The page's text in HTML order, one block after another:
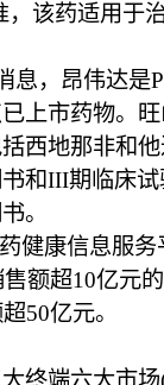
，该药适用于
，昂伟达是
上市药物。
西地那非和
和III期临床
。
健康信息服务
额超10亿元
50亿元。
终端六大市场